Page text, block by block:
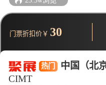
热门
中国（北
CIMT
门票折扣价￥ 30